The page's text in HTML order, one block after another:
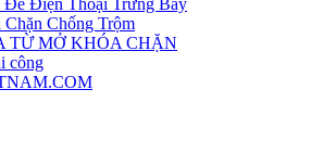
Chặn Chống Trộm
TỪ MỞ KHÓA CHẶN
công